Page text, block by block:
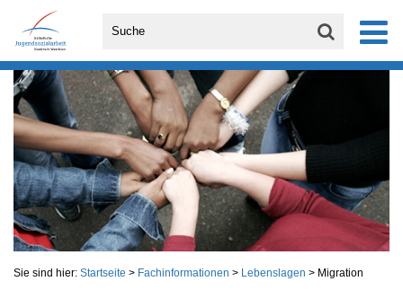
Sie sind hier: Startseite > Fachinformationen > Lebenslagen > Migration